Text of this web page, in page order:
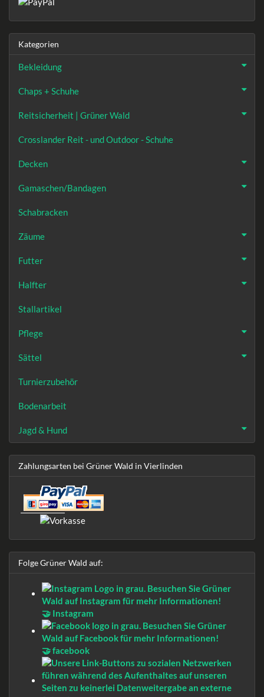
Kategorien
Bekleidung
Chaps + Schuhe
Reitsicherheit | Grüner Wald
Crosslander Reit - und Outdoor - Schuhe
Decken
Gamaschen/Bandagen
Schabracken
Zäume
Futter
Halfter
Stallartikel
Pflege
Sättel
Turnierzubehör
Bodenarbeit
Jagd & Hund
Zahlungsarten bei Grüner Wald in Vierlinden
Folge Grüner Wald auf:
🤝 Instagram
🤝 facebook